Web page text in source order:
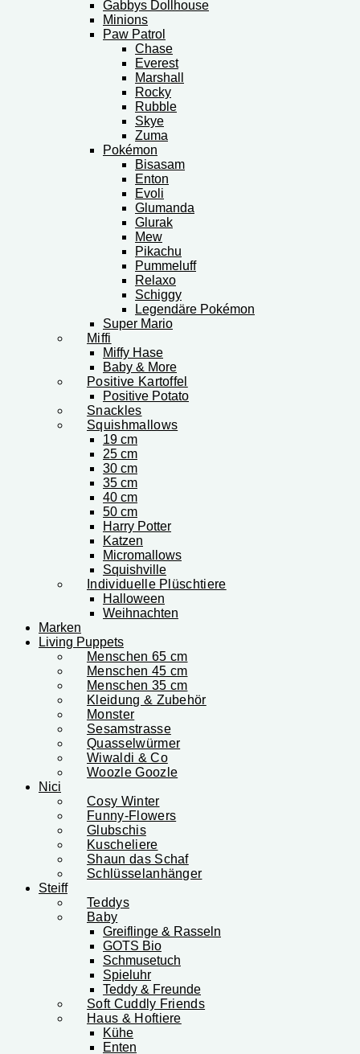
Gabbys Dollhouse
Minions
Paw Patrol
Chase
Everest
Marshall
Rocky
Rubble
Skye
Zuma
Pokémon
Bisasam
Enton
Evoli
Glumanda
Glurak
Mew
Pikachu
Pummeluff
Relaxo
Schiggy
Legendäre Pokémon
Super Mario
Miffi
Miffy Hase
Baby & More
Positive Kartoffel
Positive Potato
Snackles
Squishmallows
19 cm
25 cm
30 cm
35 cm
40 cm
50 cm
Harry Potter
Katzen
Micromallows
Squishville
Individuelle Plüschtiere
Halloween
Weihnachten
Marken
Living Puppets
Menschen 65 cm
Menschen 45 cm
Menschen 35 cm
Kleidung & Zubehör
Monster
Sesamstrasse
Quasselwürmer
Wiwaldi & Co
Woozle Goozle
Nici
Cosy Winter
Funny-Flowers
Glubschis
Kuscheliere
Shaun das Schaf
Schlüsselanhänger
Steiff
Teddys
Baby
Greiflinge & Rasseln
GOTS Bio
Schmusetuch
Spieluhr
Teddy & Freunde
Soft Cuddly Friends
Haus & Hoftiere
Kühe
Enten